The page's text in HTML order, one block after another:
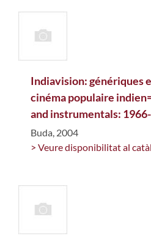
Indiavision: génériques
cinéma populaire
and instrumentals:
Buda, 2004
> Veure disponibilitat al